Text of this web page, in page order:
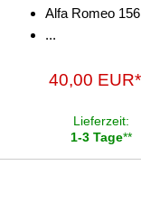
Alfa Romeo
...
40,00 EUR*
Lieferzeit:
1-3 Tage**